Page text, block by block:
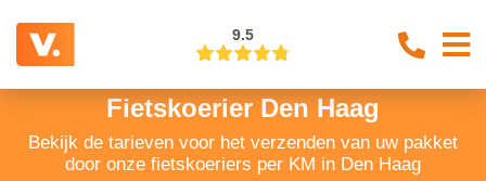
9.5
Fietskoerier Den Haag
Bekijk de tarieven voor het verzenden van uw pakket
door onze fietskoeriers per KM in Den Haag